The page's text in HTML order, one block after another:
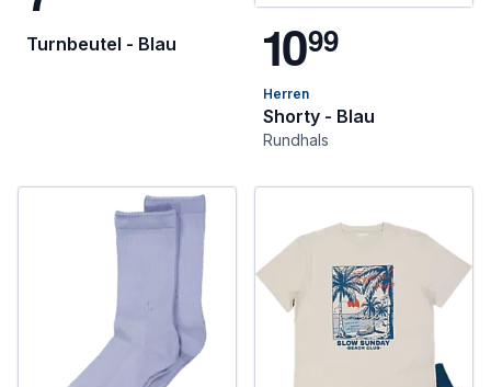
Turnbeutel - Blau 1099
Herren
Shorty - Blau
Rundhals